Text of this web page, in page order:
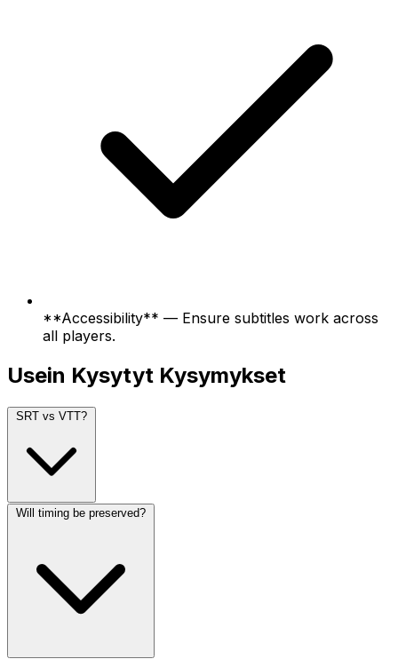
**Accessibility** — Ensure subtitles work across
all players.
Usein Kysytyt Kysymykset
SRT vs VTT?
Will timing be preserved?